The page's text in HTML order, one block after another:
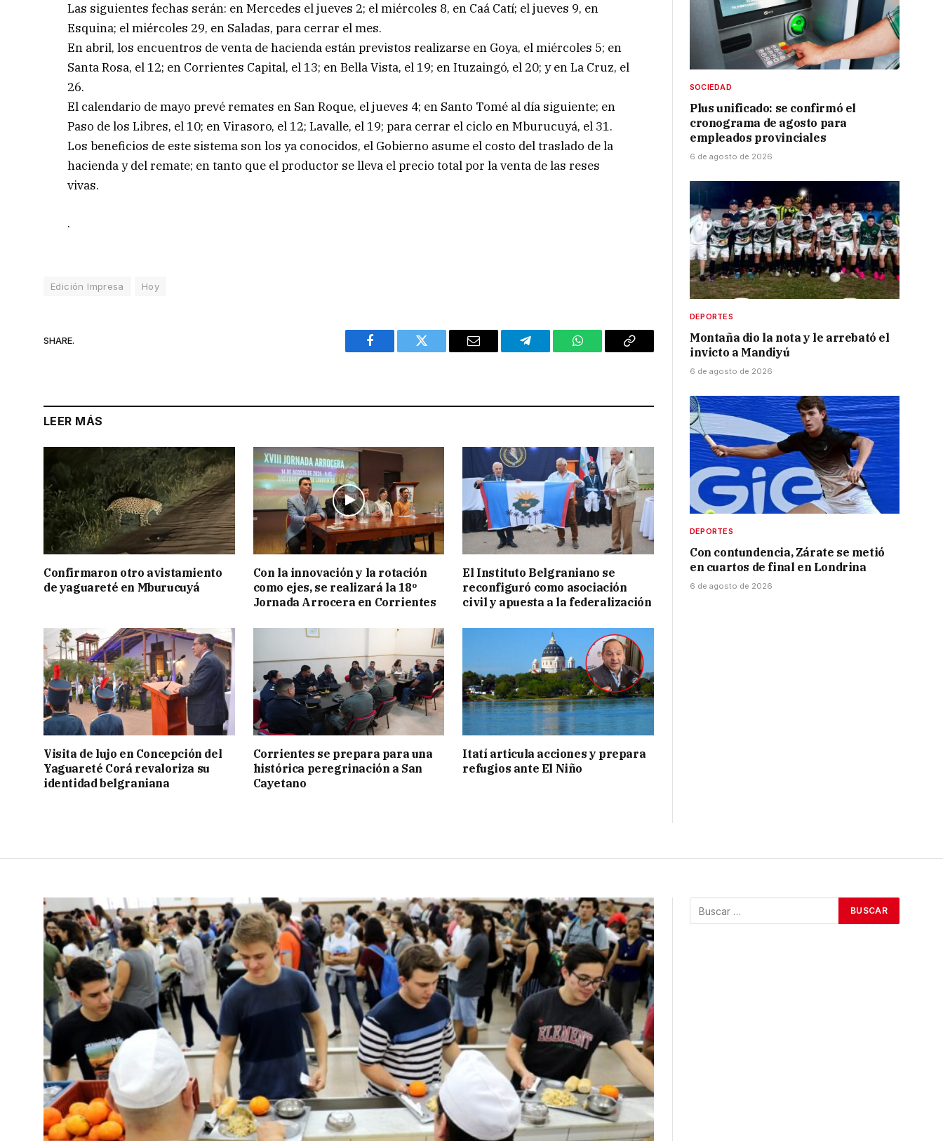
Las siguientes fechas serán: en Mercedes el jueves 2; el miércoles 8, en Caá Catí; el jueves 9, en
Esquina; el miércoles 29, en Saladas, para cerrar el mes.
En abril, los encuentros de venta de hacienda están previstos realizarse en Goya, el miércoles 5; en
Santa Rosa, el 12; en Corrientes Capital, el 13; en Bella Vista, el 19; en Ituzaingó, el 20; y en La Cruz, el
26.
El calendario de mayo prevé remates en San Roque, el jueves 4; en Santo Tomé al día siguiente; en
Paso de los Libres, el 10; en Virasoro, el 12; Lavalle, el 19; para cerrar el ciclo en Mburucuyá, el 31.
Los beneficios de este sistema son los ya conocidos, el Gobierno asume el costo del traslado de la
hacienda y del remate; en tanto que el productor se lleva el precio total por la venta de las reses
vivas.
.
Edición Impresa Hoy
SHARE.
Facebook Twitter Email Telegram WhatsAppCopy
LEER MÁS
Confirmaron otro avistamiento
de yaguareté en Mburucuyá
Con la innovación y la rotación
como ejes, se realizará la 18º
Jornada Arrocera en Corrientes
El Instituto Belgraniano se
reconfiguró como asociación
civil y apuesta a la federalización
Visita de lujo en Concepción del
Yaguareté Corá revaloriza su
identidad belgraniana
Corrientes se prepara para una
histórica peregrinación a San
Cayetano
Itatí articula acciones y prepara
refugios ante El Niño
SOCIEDAD
Plus unificado: se confirmó el
cronograma de agosto para
empleados provinciales
6 de agosto de 2026
DEPORTES
Montaña dio la nota y le arrebató el
invicto a Mandiyú
6 de agosto de 2026
DEPORTES
Con contundencia, Zárate se metió
en cuartos de final en Londrina
6 de agosto de 2026